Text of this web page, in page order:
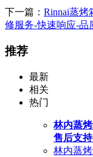
下一篇： Rinnai蒸烤
修服务-快速响应-品
推荐
最新
相关
热门
林内蒸
售后支
林内蒸